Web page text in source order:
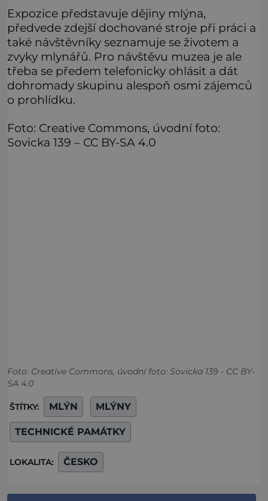
Expozice představuje dějiny mlýna,
předvede zdejší dochované stroje při práci a
také návštěvníky seznamuje se životem a
zvyky mlynářů. Pro návštěvu muzea je ale
třeba se předem telefonicky ohlásit a dát
dohromady skupinu alespoň osmi zájemců
o prohlídku.
Foto: Creative Commons, úvodní foto:
Sovicka 139 – CC BY-SA 4.0
Foto: Creative Commons, úvodní foto: Sovicka 139 - CC BY-
SA 4.0
ŠTÍTKY: MLÝN MLÝNY
TECHNICKÉ PAMÁTKY
LOKALITA: ČESKO